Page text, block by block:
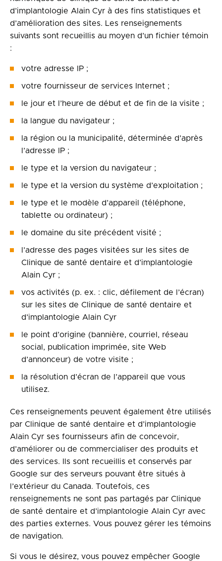
d’implantologie Alain Cyr à des fins statistiques et
d’amélioration des sites. Les renseignements
suivants sont recueillis au moyen d’un fichier témoin
:
votre adresse IP ;
votre fournisseur de services Internet ;
le jour et l’heure de début et de fin de la visite ;
la langue du navigateur ;
la région ou la municipalité, déterminée d’après
l’adresse IP ;
le type et la version du navigateur ;
le type et la version du système d’exploitation ;
le type et le modèle d’appareil (téléphone,
tablette ou ordinateur) ;
le domaine du site précédent visité ;
l’adresse des pages visitées sur les sites de
Clinique de santé dentaire et d’implantologie
Alain Cyr ;
vos activités (p. ex. : clic, défilement de l’écran)
sur les sites de Clinique de santé dentaire et
d’implantologie Alain Cyr
le point d’origine (bannière, courriel, réseau
social, publication imprimée, site Web
d’annonceur) de votre visite ;
la résolution d’écran de l’appareil que vous
utilisez.
Ces renseignements peuvent également être utilisés
par Clinique de santé dentaire et d’implantologie
Alain Cyr ses fournisseurs afin de concevoir,
d’améliorer ou de commercialiser des produits et
des services. Ils sont recueillis et conservés par
Google sur des serveurs pouvant être situés à
l’extérieur du Canada. Toutefois, ces
renseignements ne sont pas partagés par Clinique
de santé dentaire et d’implantologie Alain Cyr avec
des parties externes. Vous pouvez gérer les témoins
de navigation.
Si vous le désirez, vous pouvez empêcher Google